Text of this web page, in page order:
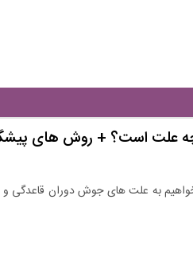
علت است؟ + روش های
به علت های جوش دوران قاعدگی و